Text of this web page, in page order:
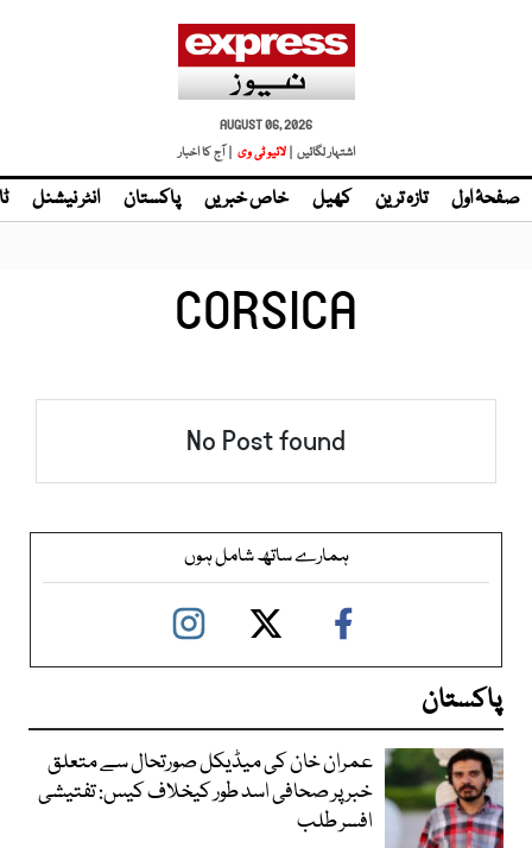
AUGUST 06, 2026
اشتہار لگائیں | لائیو ٹی وی | آج کا اخبار
صفحۂ اول تازہ ترین کھیل خاص خبریں پاکستان انٹر نیشنل
CORSICA
No Post found
ہمارے ساتھ شامل ہوں
پاکستان
عمران خان کی میڈیکل صورتحال سے متعلق
خبر پر صحافی اسد طور کیخلاف کیس: تفتیشی
افسر طلب